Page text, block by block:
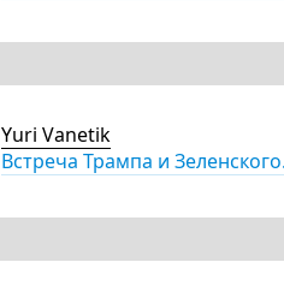
Yuri Vanetik
Встреча Трампа и